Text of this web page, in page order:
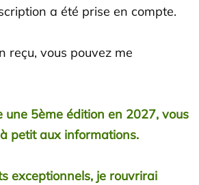
a été prise en compte.
reçu, vous pouvez me
5ème édition en 2027, vous
petit aux informations.
exceptionnels, je rouvrirai